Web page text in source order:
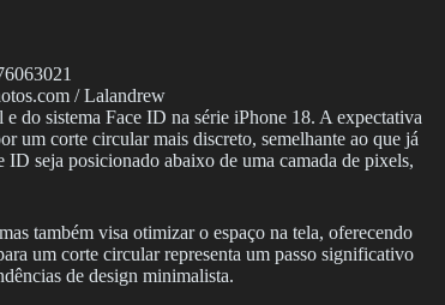
/ Lalandrew
do sistema Face ID na série iPhone 18. A expectativa
um corte circular mais discreto, semelhante ao que já
seja posicionado abaixo de uma camada de pixels,
também visa otimizar o espaço na tela, oferecendo
um corte circular representa um passo significativo
de design minimalista.